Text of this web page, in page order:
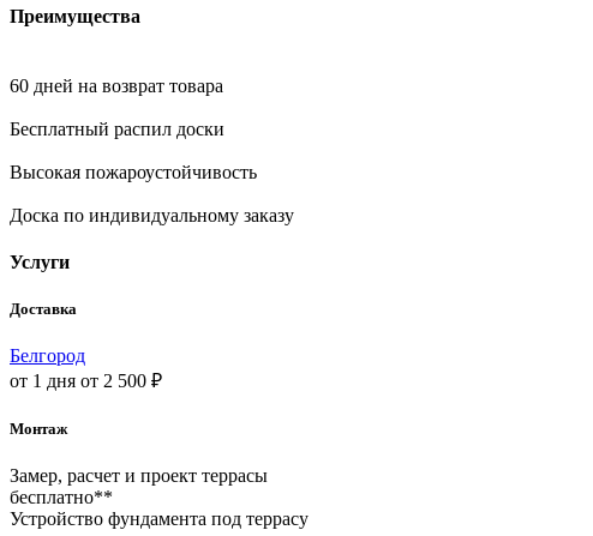
Преимущества
60 дней на возврат товара
Бесплатный распил доски
Высокая пожароустойчивость
Доска по индивидуальному заказу
Услуги
Доставка
Белгород
от 1 дня от 2 500 ₽
Монтаж
Замер, расчет и проект террасы
бесплатно**
Устройство фундамента под террасу